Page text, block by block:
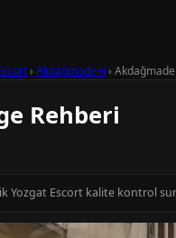
› Akdağmadeni ›
Rehberi
Yozgat Escort kalite kontrol